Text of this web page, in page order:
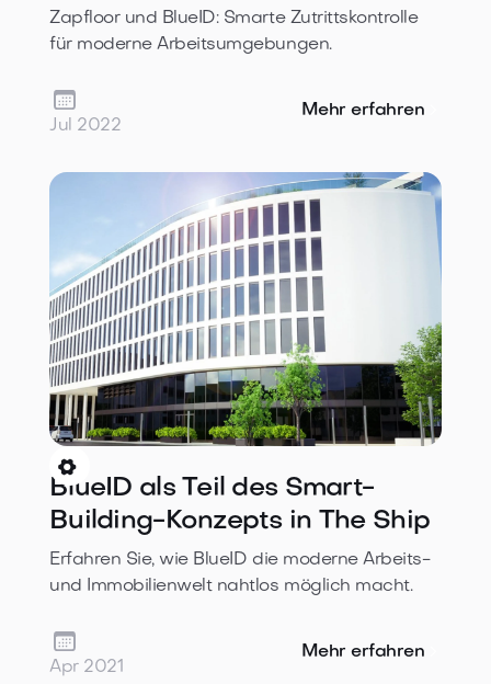
Zapfloor und BlueID: Smarte Zutrittskontrolle
für moderne Arbeitsumgebungen.
Jul 2022
Mehr erfahren

BlueID als Teil des Smart-
Building-Konzepts in The Ship
Erfahren Sie, wie BlueID die moderne Arbeits-
und Immobilienwelt nahtlos möglich macht.
Apr 2021
Mehr erfahren